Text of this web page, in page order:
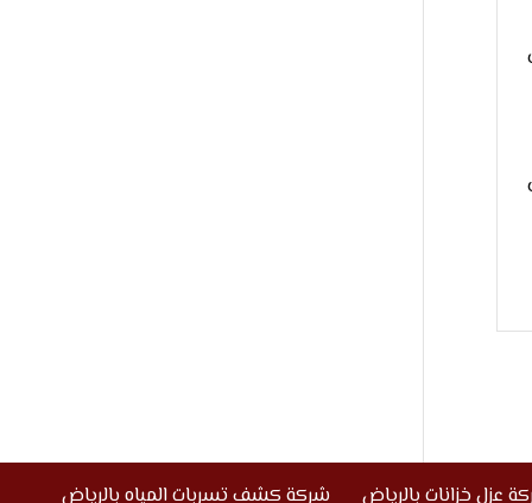
عزل خزانات بالرياض شركة كشف تسربات المياه بالرياض